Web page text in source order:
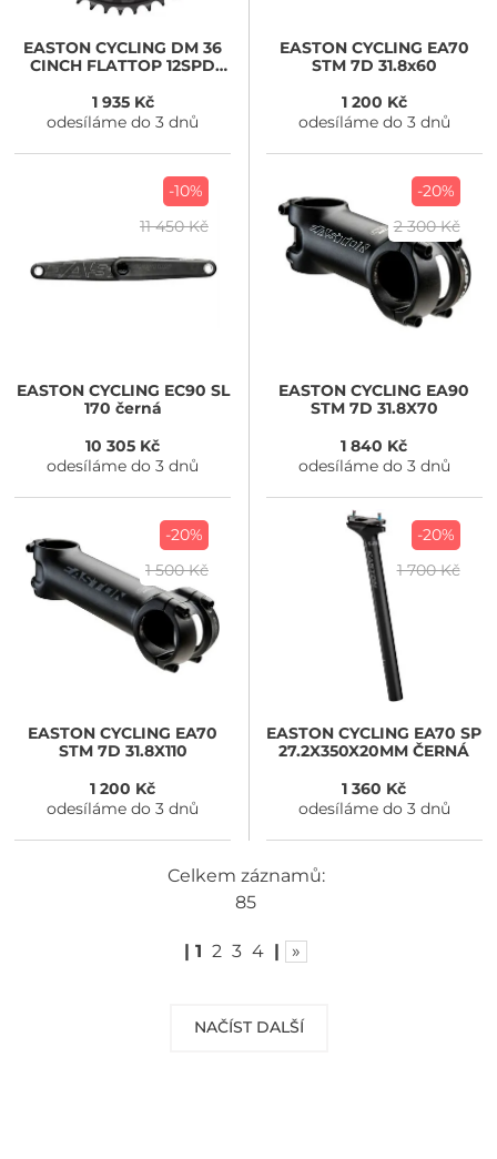
EASTON CYCLING DM 36
CINCH FLATTOP 12SPD
1 935 Kč
odesíláme do 3 dnů
EASTON CYCLING EA70
STM 7D 31.8x60
1 200 Kč
odesíláme do 3 dnů
-10%
11 450 Kč
EASTON CYCLING EC90 SL
170 černá
10 305 Kč
odesíláme do 3 dnů
-20%
2 300 Kč
EASTON CYCLING EA90
STM 7D 31.8X70
1 840 Kč
odesíláme do 3 dnů
-20%
1 500 Kč
EASTON CYCLING EA70
STM 7D 31.8X110
1 200 Kč
odesíláme do 3 dnů
-20%
1 700 Kč
EASTON CYCLING EA70 SP
27.2X350X20MM ČERNÁ
1 360 Kč
odesíláme do 3 dnů
NAČÍST DALŠÍ
Celkem záznamů:
85
| 1 2 3 4 | »